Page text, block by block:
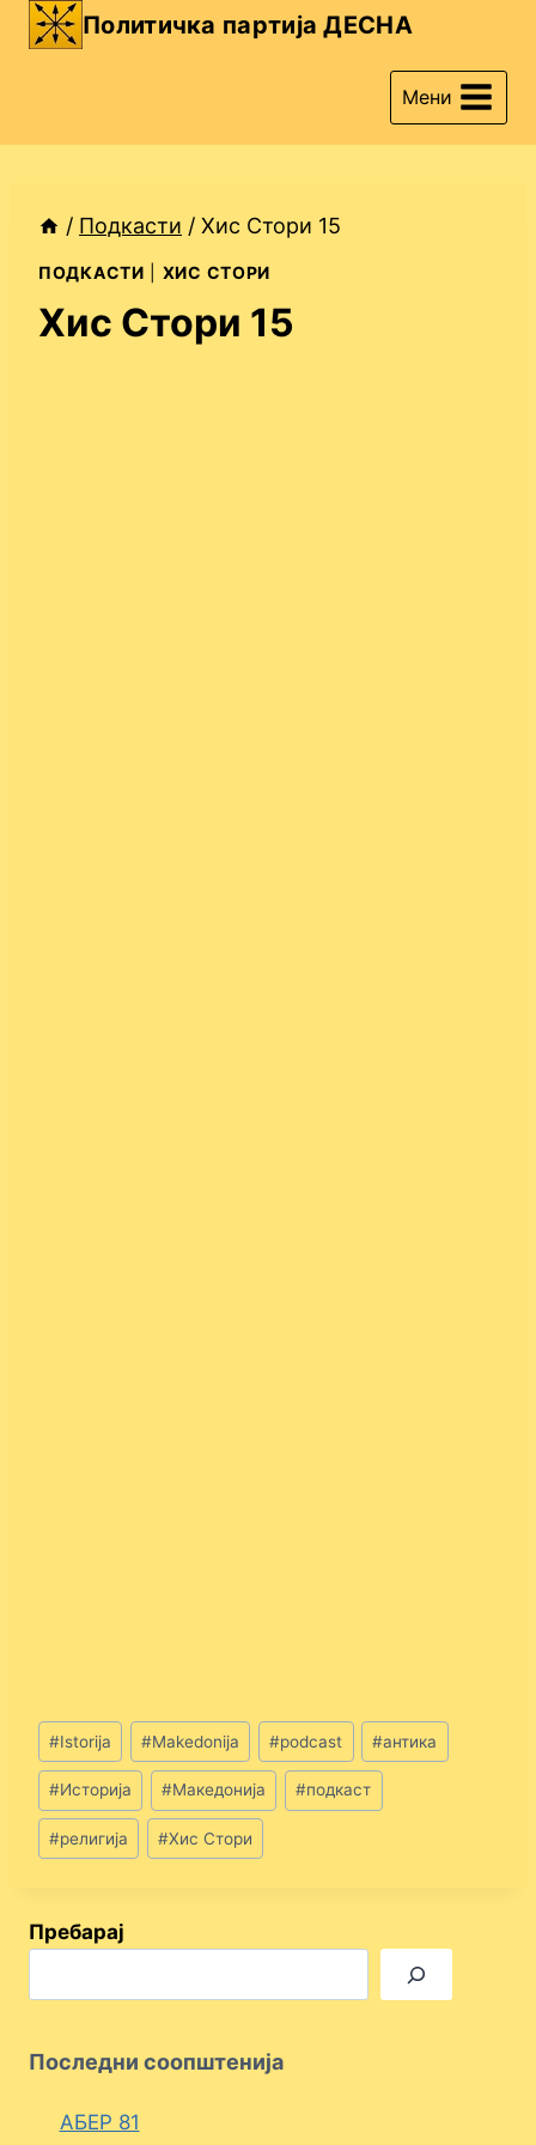
Skip
Политичка партија ДЕСНА
Мени
/ Подкасти / Хис Стори 15
ПОДКАСТИ ХИС СТОРИ
Хис Стори 15
Post
Tags:
#Istorija #Makedonija #podcast #антика
#Историја #Македонија #подкаст
#религија #Хис Стори
Пребарај
Последни соопштенија
АБЕР 81